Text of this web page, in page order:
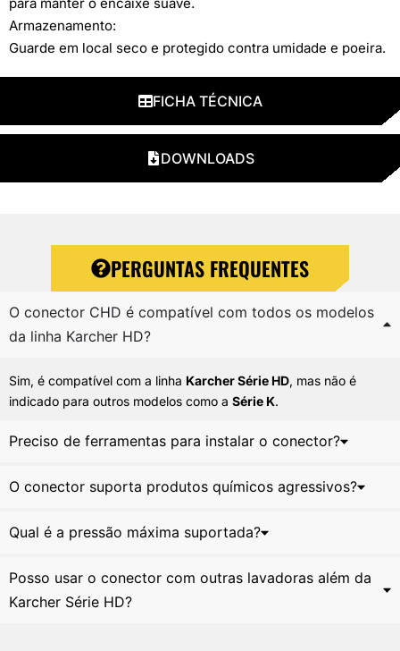
FICHA TÉCNICA
DOWNLOADS
Armazenamento:
Guarde em local seco e protegido contra umidade e poeira.
PERGUNTAS FREQUENTES
O conector CHD é compatível com todos os modelos
da linha Karcher HD?
Sim, é compatível com a linha Karcher Série HD, mas não é
indicado para outros modelos como a Série K.
Preciso de ferramentas para instalar o conector?
O conector suporta produtos químicos agressivos?
Qual é a pressão máxima suportada?
Posso usar o conector com outras lavadoras além da
Karcher Série HD?